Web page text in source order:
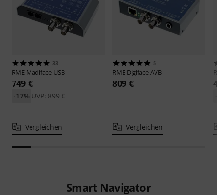
33
RME Madiface USB
749 €
UVP: 899 €
-17%
Vergleichen
5
RME Digiface AVB
809 €
Vergleichen
Smart Navigator